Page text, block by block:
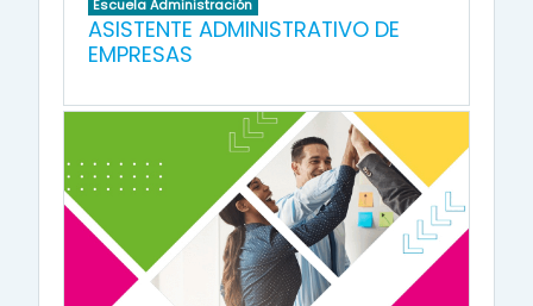
Escuela Administración
ASISTENTE ADMINISTRATIVO DE
EMPRESAS